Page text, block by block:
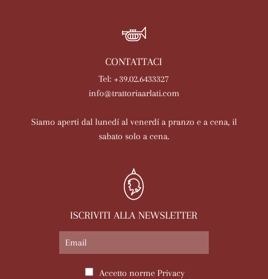
CONTATTACI
Tel: +39.02.6433327
info@trattoriaarlati.com
Siamo aperti dal lunedí al venerdí a pranzo e a cena, il
sabato solo a cena.
ISCRIVITI ALLA NEWSLETTER
Accetto norme Privacy